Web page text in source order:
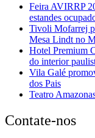
Feira AVIRRP
estandes
Tivoli Mofarrej
Mesa Lindt no
Hotel Premium
do interior
Vila Galé
dos Pais
Teatro
Contate-nos